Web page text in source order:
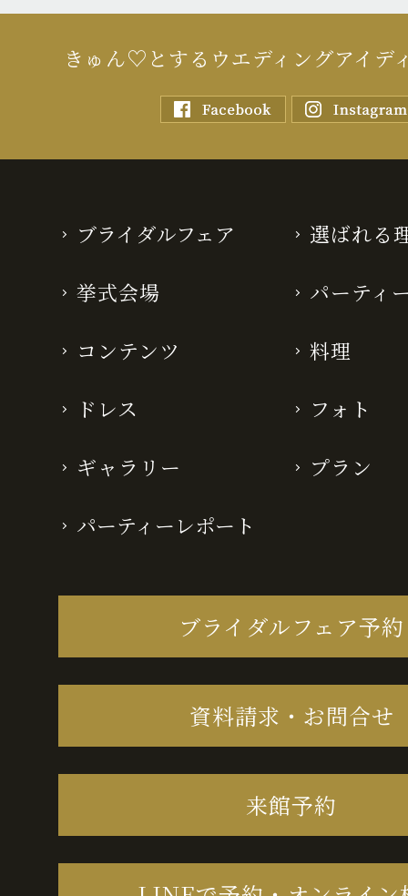
きゅん♡とするウエディングアイデ
ブライダルフェア 選ばれる
挙式会場 パーティ
コンテンツ 料理
ドレス フォト
ギャラリー プラン
パーティーレポート
ブライダルフェア予約
資料請求・お問合せ
来館予約